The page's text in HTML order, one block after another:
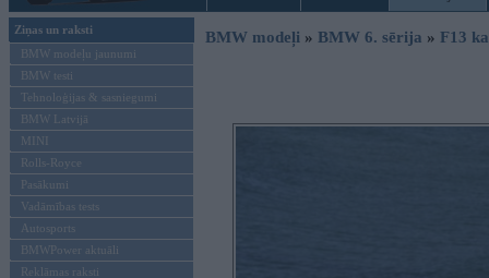
Ziņas un raksti
BMW modeļu jaunumi
BMW testi
Tehnoloģijas & sasniegumi
BMW Latvijā
MINI
Rolls-Royce
Pasākumi
Vadāmības tests
Autosports
BMWPower aktuāli
Reklāmas raksti
BMW modeļi » BMW 6. sērija » F13